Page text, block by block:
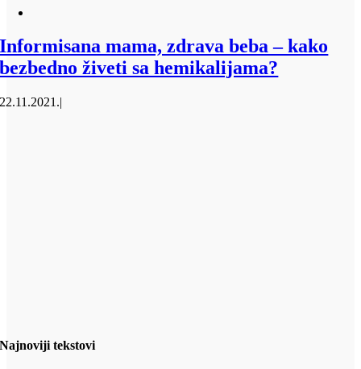
Informisana mama, zdrava beba – kako
bezbedno živeti sa hemikalijama?
22.11.2021.|
Najnoviji tekstovi